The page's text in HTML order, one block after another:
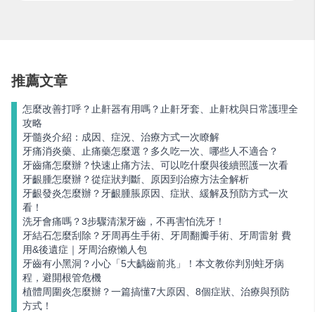
推薦文章
怎麼改善打呼？止鼾器有用嗎？止鼾牙套、止鼾枕與日常護理全
攻略
牙髓炎介紹：成因、症況、治療方式一次瞭解
牙痛消炎藥、止痛藥怎麼選？多久吃一次、哪些人不適合？
牙齒痛怎麼辦？快速止痛方法、可以吃什麼與後續照護一次看
牙齦腫怎麼辦？從症狀判斷、原因到治療方法全解析
牙齦發炎怎麼辦？牙齦腫脹原因、症狀、緩解及預防方式一次
看！
洗牙會痛嗎？3步驟清潔牙齒，不再害怕洗牙！
牙結石怎麼刮除？牙周再生手術、牙周翻瓣手術、牙周雷射 費
用&後遺症｜牙周治療懶人包
牙齒有小黑洞？小心「5大齲齒前兆」！本文教你判別蛀牙病
程，避開根管危機
植體周圍炎怎麼辦？一篇搞懂7大原因、8個症狀、治療與預防
方式！